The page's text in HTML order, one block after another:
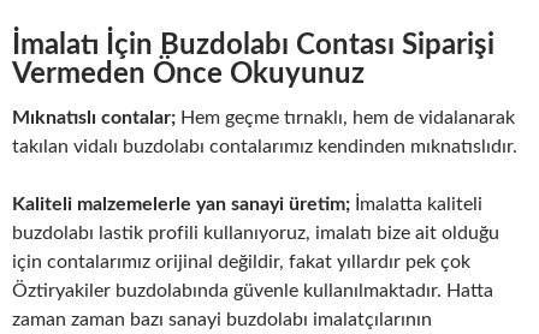
İmalatı İçin Buzdolabı Contası Siparişi
Vermeden Önce Okuyunuz
Mıknatıslı contalar; Hem geçme tırnaklı, hem de vidalanarak
takılan vidalı buzdolabı contalarımız kendinden mıknatıslıdır.
Kaliteli malzemelerle yan sanayi üretim; İmalatta kaliteli
buzdolabı lastik profili kullanıyoruz, imalatı bize ait olduğu
için contalarımız orijinal değildir, fakat yıllardır pek çok
Öztiryakiler buzdolabında güvenle kullanılmaktadır. Hatta
zaman zaman bazı sanayi buzdolabı imalatçılarının